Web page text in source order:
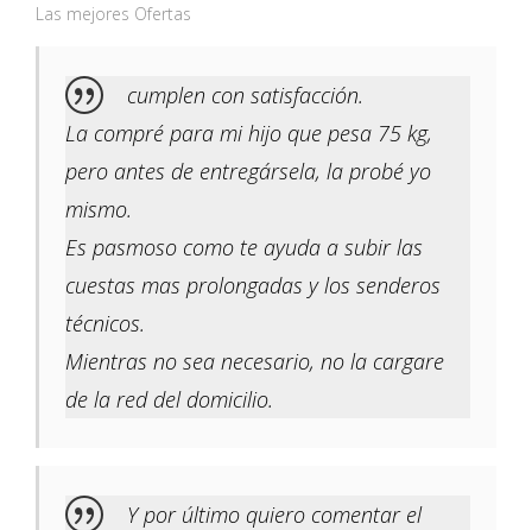
Las mejores Ofertas
cumplen con satisfacción.
La compré para mi hijo que pesa 75 kg,
pero antes de entregársela, la probé yo
mismo.
Es pasmoso como te ayuda a subir las
cuestas mas prolongadas y los senderos
técnicos.
Mientras no sea necesario, no la cargare
de la red del domicilio.
Y por último quiero comentar el